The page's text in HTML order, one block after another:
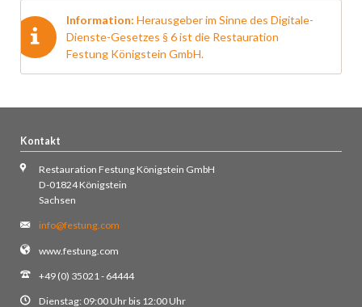
Information: Herausgeber im Sinne des Digitale-
Dienste-Gesetzes § 6 ist die Restauration
Festung Königstein GmbH.
Kontakt
Restauration Festung Königstein GmbH
D-01824 Königstein
Sachsen
info@festung.com
www.festung.com
+49 (0) 35021 - 64444
Dienstag: 09:00 Uhr bis 12:00 Uhr